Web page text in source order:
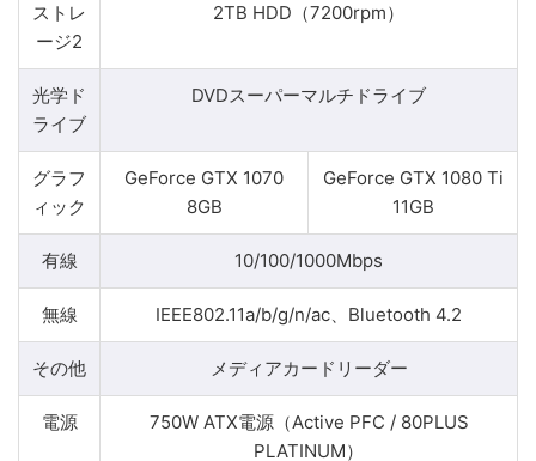
ストレ
ージ2
2TB HDD（7200rpm）
光学ド
ライブ
DVDスーパーマルチドライブ
グラフ
ィック
GeForce GTX 1070
8GB
GeForce GTX 1080 Ti
11GB
有線 10/100/1000Mbps
無線 IEEE802.11a/b/g/n/ac、Bluetooth 4.2
その他 メディアカードリーダー
電源
750W ATX電源（Active PFC / 80PLUS
PLATINUM）